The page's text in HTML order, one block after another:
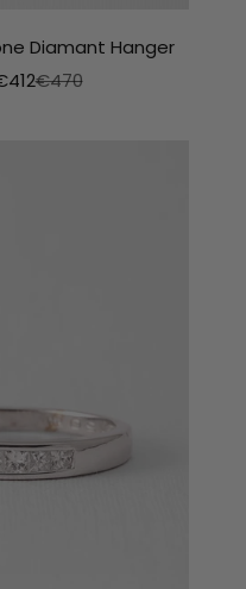
Diamant Hanger
Normale prijs
€470